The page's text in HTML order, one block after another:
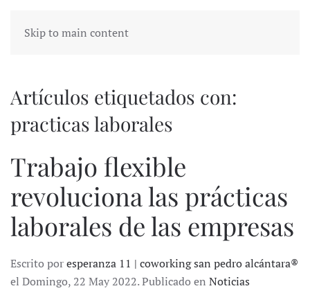
Skip to main content
Artículos etiquetados con:
practicas laborales
Trabajo flexible
revoluciona las prácticas
laborales de las empresas
Escrito poresperanza 11 | coworking san pedro alcántara®
el Domingo, 22 May 2022. Publicado en Noticias